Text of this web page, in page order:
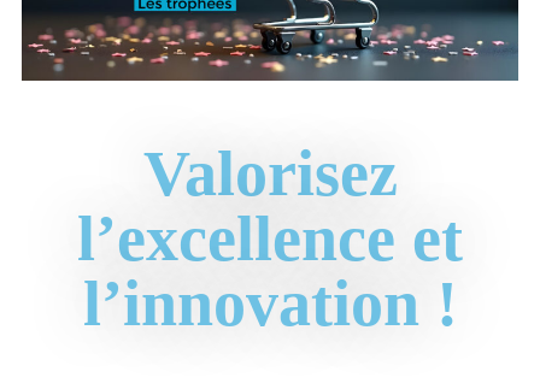
Valorisez
l’excellence et
l’innovation !